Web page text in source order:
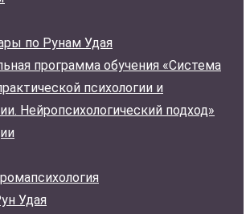
по Рунам Удая
программа обучения «Система
психологии и
Нейропсихологический подход»
Удая